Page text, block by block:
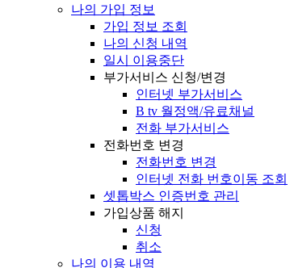
나의 가입 정보
가입 정보 조회
나의 신청 내역
일시 이용중단
부가서비스 신청/변경
인터넷 부가서비스
B tv 월정액/유료채널
전화 부가서비스
전화번호 변경
전화번호 변경
인터넷 전화 번호이동 조회
셋톱박스 인증번호 관리
가입상품 해지
신청
취소
나의 이용 내역